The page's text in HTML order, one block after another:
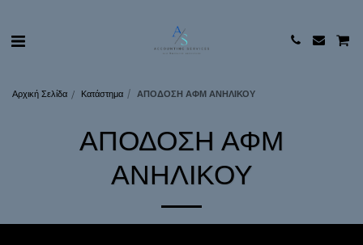
Αρχική Σελίδα Κατάστημα ΑΠΟΔΟΣΗ ΑΦΜ ΑΝΗΛΙΚΟΥ
ΑΠΟΔΟΣΗ ΑΦΜ
ΑΝΗΛΙΚΟΥ